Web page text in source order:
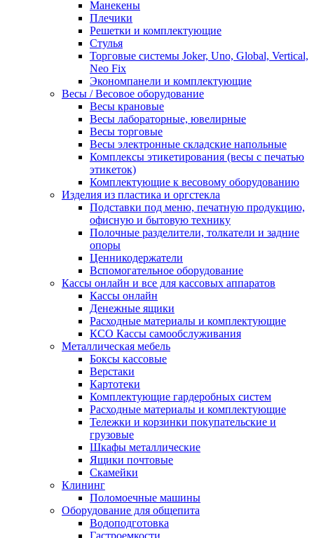
Манекены
Плечики
Решетки и комплектующие
Стулья
Торговые системы Joker, Uno, Global, Vertical,
Neo Fix
Экономпанели и комплектующие
Весы / Весовое оборудование
Весы крановые
Весы лабораторные, ювелирные
Весы торговые
Весы электронные складские напольные
Комплексы этикетирования (весы с печатью
этикеток)
Комплектующие к весовому оборудованию
Изделия из пластика и оргстекла
Подставки под меню, печатную продукцию,
офисную и бытовую технику
Полочные разделители, толкатели и задние
опоры
Ценникодержатели
Вспомогательное оборудование
Кассы онлайн и все для кассовых аппаратов
Кассы онлайн
Денежные ящики
Расходные материалы и комплектующие
КСО Кассы самообслуживания
Металлическая мебель
Боксы кассовые
Верстаки
Картотеки
Комплектующие гардеробных систем
Расходные материалы и комплектующие
Тележки и корзинки покупательские и
грузовые
Шкафы металлические
Ящики почтовые
Скамейки
Клининг
Поломоечные машины
Оборудование для общепита
Водоподготовка
Гастроемкости